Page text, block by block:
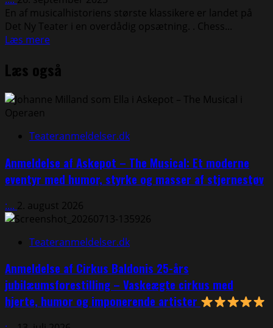
En af musicalhistoriens største klassikere er landet på
Det Ny Teater i en overdådig opsætning. . Chess...
Læs mereRead
about
Musicalen
Chess
på
Ny
Læs også
Teateranmeldelser.dk
Anmeldelse af Askepot – The Musical: Et moderne
eventyr med humor, styrke og masser af stjernestøv
:... 2. august 2026
Teateranmeldelser.dk
Anmeldelse af Cirkus Baldonis 25-års
jubilæumsforestilling – Vaskeægte cirkus med
hjerte, humor og imponerende artister